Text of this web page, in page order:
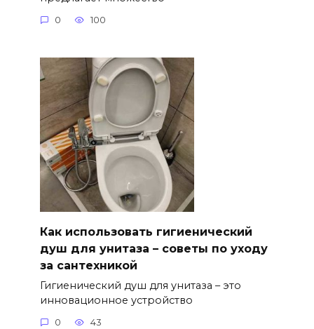
0 100
Как использовать гигиенический
душ для унитаза – советы по уходу
за сантехникой
Гигиенический душ для унитаза – это
инновационное устройство
0 43